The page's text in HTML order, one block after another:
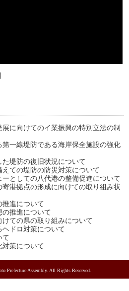
に向けてのイ業振興の特別立法の制
一線堤防である海岸保全施設の強化
た堤防の復旧状況について
えての堤防の防災対策について
としての八代港の整備促進について
寄港拠点の形成に向けての取り組み状
推進について
推進について
ての県の取り組みについて
ヘドロ対策について
て
対策について
Prefecture Assembly. All Rights Reserved.